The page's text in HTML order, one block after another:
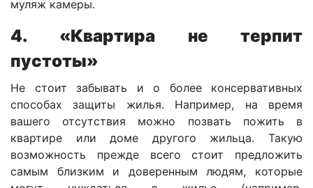
муляж камеры.
4. «Квартира не терпит
пустоты»
Не стоит забывать и о более консервативных
способах защиты жилья. Например, на время
вашего отсутствия можно позвать пожить в
квартире или доме другого жильца. Такую
возможность прежде всего стоит предложить
самым близким и доверенным людям, которые